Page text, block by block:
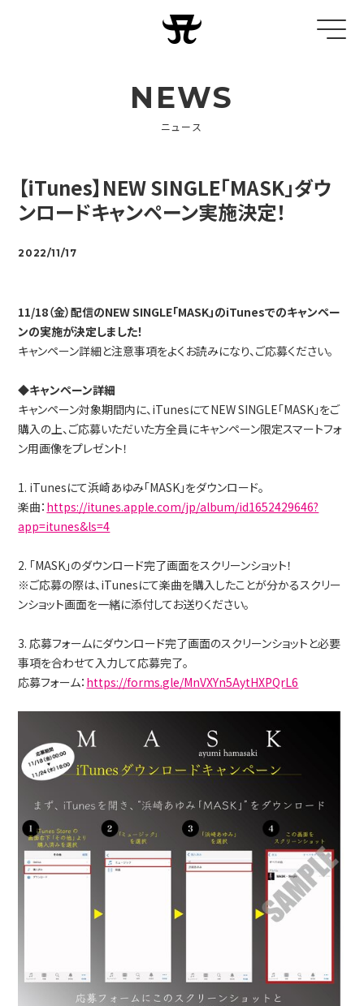
NEWS
ニュース
【iTunes】NEW SINGLE「MASK」ダウ
ンロードキャンペーン実施決定！
2022/11/17
11/18（金）配信のNEW SINGLE「MASK」のiTunesでのキャンペー
ンの実施が決定しました！
キャンペーン詳細と注意事項をよくお読みになり、ご応募ください。
◆キャンペーン詳細
キャンペーン対象期間内に、iTunesにてNEW SINGLE「MASK」をご
購入の上、ご応募いただいた方全員にキャンペーン限定スマートフォ
ン用画像をプレゼント！
1. iTunesにて浜崎あゆみ「MASK」をダウンロード。
楽曲： https://itunes.apple.com/jp/album/id1652429646?
app=itunes&ls=4
2. 「MASK」のダウンロード完了画面をスクリーンショット！
※ご応募の際は、iTunesにて楽曲を購入したことが分かるスクリー
ンショット画面を一緒に添付してお送りください。
3. 応募フォームにダウンロード完了画面のスクリーンショットと必要
事項を合わせて入力して応募完了。
応募フォーム： https://forms.gle/MnVXYn5AytHXPQrL6